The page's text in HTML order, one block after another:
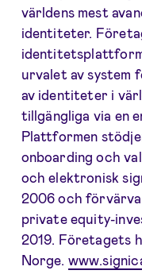
världens mest
identiteter.
urvalet av system
av identiteter i
tillgängliga via en
Plattformen
onboarding och
och elektronisk
2006 och
private equity-
2019. Företagets
Norge.